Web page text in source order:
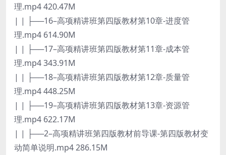
理.mp4 420.47M
| | ├──16–高项精讲班第四版教材第10章-进度管
理.mp4 614.90M
| | ├──17–高项精讲班第四版教材第11章-成本管
理.mp4 343.91M
| | ├──18–高项精讲班第四版教材第12章-质量管
理.mp4 448.25M
| | ├──19–高项精讲班第四版教材第13章-资源管
理.mp4 622.17M
| | ├──2–高项精讲班第四版教材前导课-第四版教材变
动简单说明.mp4 286.15M